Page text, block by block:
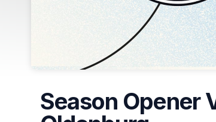
Season Opener